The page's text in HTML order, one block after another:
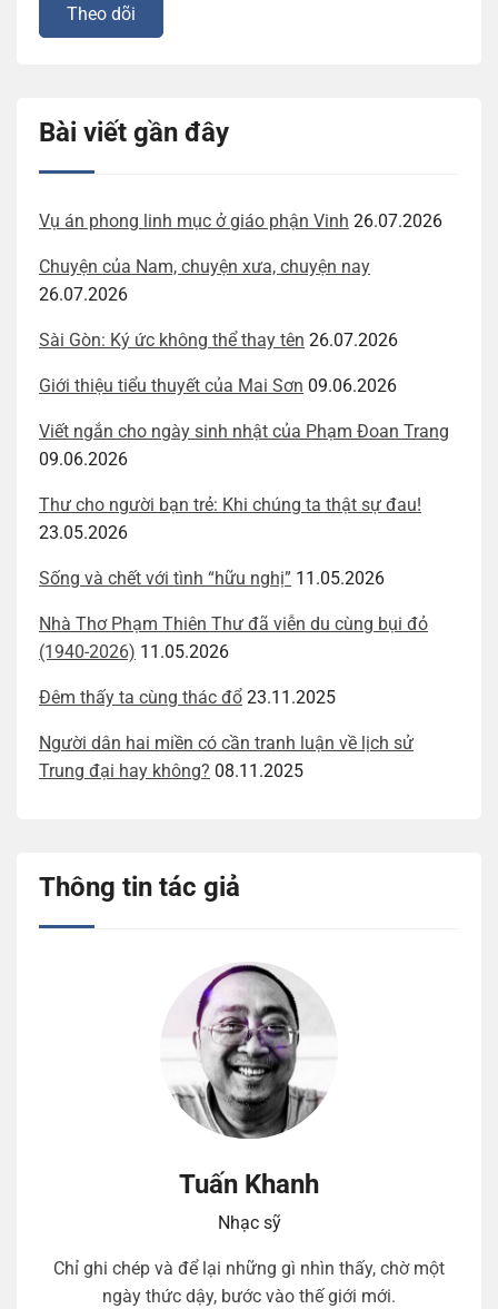
Bài viết gần đây
Vụ án phong linh mục ở giáo phận Vinh 26.07.2026
Chuyện của Nam, chuyện xưa, chuyện nay
26.07.2026
Sài Gòn: Ký ức không thể thay tên 26.07.2026
Giới thiệu tiểu thuyết của Mai Sơn 09.06.2026
Viết ngắn cho ngày sinh nhật của Phạm Đoan Trang
09.06.2026
Thư cho người bạn trẻ: Khi chúng ta thật sự đau!
23.05.2026
Sống và chết với tình “hữu nghị” 11.05.2026
Nhà Thơ Phạm Thiên Thư đã viễn du cùng bụi đỏ
(1940-2026) 11.05.2026
Đêm thấy ta cùng thác đổ 23.11.2025
Người dân hai miền có cần tranh luận về lịch sử
Trung đại hay không? 08.11.2025
Thông tin tác giả
Tuấn Khanh
Nhạc sỹ
Chỉ ghi chép và để lại những gì nhìn thấy, chờ một
ngày thức dậy, bước vào thế giới mới.